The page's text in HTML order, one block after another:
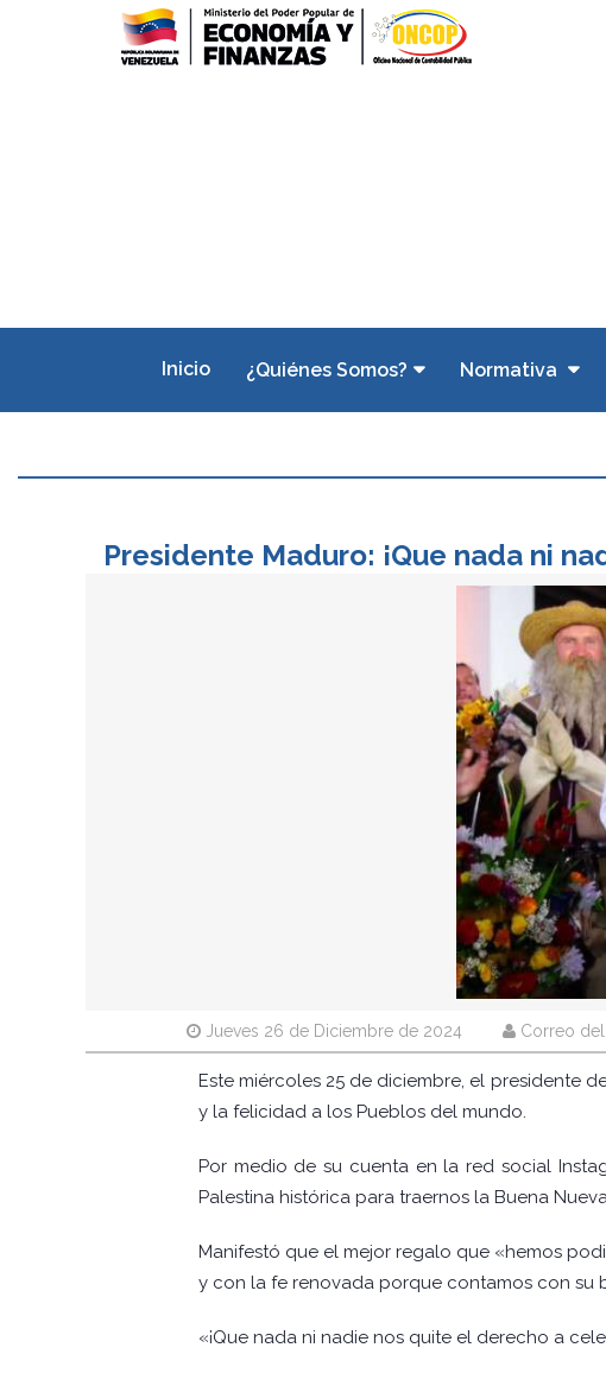
Inicio ¿Quiénes Somos? Normativa
Presidente Maduro: ¡Que nada ni
Jueves 26 de Diciembre de 2024 Correo
Este miércoles 25 de diciembre, el presidente
y la felicidad a los Pueblos del mundo.
Por medio de su cuenta en la red social
Palestina histórica para traernos la Buena
Manifestó que el mejor regalo que «hemos
y con la fe renovada porque contamos con su
«¡Que nada ni nadie nos quite el derecho a